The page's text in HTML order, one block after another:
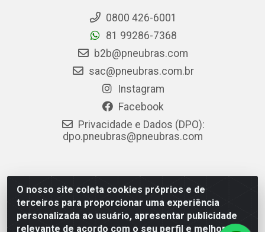
O nosso site coleta cookies próprios e de
terceiros para proporcionar uma experiência
personalizada ao usuário, apresentar publicidade
relevante de acordo com o seu perfil e melhorar a
0800 426-6001
81 99286-7368
b2b@pneubras.com
sac@pneubras.com.br
Instagram
Facebook
Privacidade e Dados (DPO):
dpo.pneubras@pneubras.com
PneuBras - Rodovia BR-101, KM 82 - Prazeres,
Jaboatão dos Guararapes/PE - CEP 54.335-000 - CNPJ
08.678.386/0001-05 - Pneubras Comércio de Pneus
Ltda